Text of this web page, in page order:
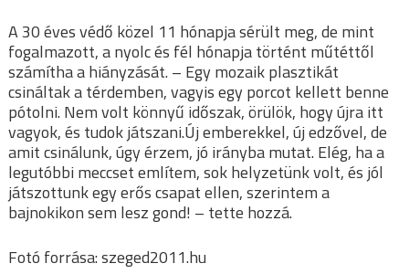
A 30 éves védő közel 11 hónapja sérült meg, de mint
fogalmazott, a nyolc és fél hónapja történt műtéttől
számítha a hiányzását. – Egy mozaik plasztikát
csináltak a térdemben, vagyis egy porcot kellett benne
pótolni. Nem volt könnyű időszak, örülök, hogy újra itt
vagyok, és tudok játszani.Új emberekkel, új edzővel, de
amit csinálunk, úgy érzem, jó irányba mutat. Elég, ha a
legutóbbi meccset említem, sok helyzetünk volt, és jól
játszottunk egy erős csapat ellen, szerintem a
bajnokikon sem lesz gond! – tette hozzá.
Fotó forrása: szeged2011.hu